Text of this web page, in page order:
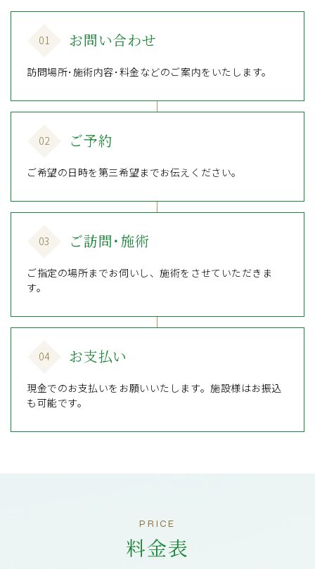
01 お問い合わせ
訪問場所･施術内容･料金などのご案内をいたします。
02 ご予約
ご希望の日時を第三希望までお伝えください。
03 ご訪問･施術
ご指定の場所までお伺いし、施術をさせていただきま
す。
04 お支払い
現金でのお支払いをお願いいたします。施設様はお振込
も可能です。
PRICE
料金表